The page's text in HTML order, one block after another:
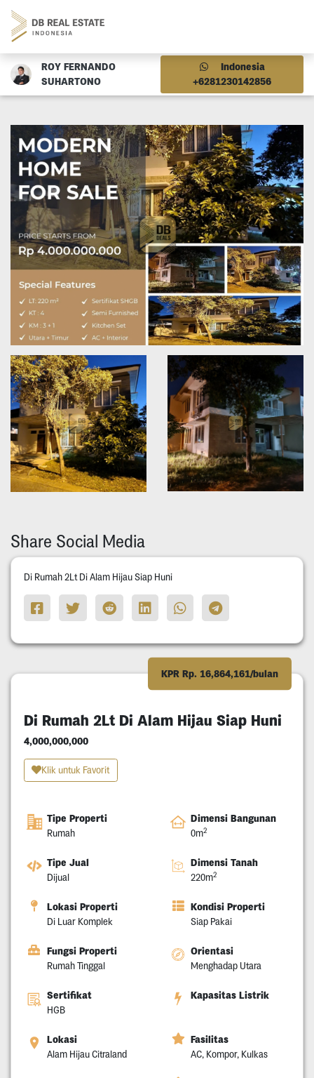
ROY FERNANDO
SUHARTONO
Indonesia
+6281230142856
Share Social Media
Di Rumah 2Lt Di Alam Hijau Siap Huni
KPR Rp. 16,864,161/bulan
Di Rumah 2Lt Di Alam Hijau Siap Huni
4,000,000,000
Klik untuk Favorit
Tipe Properti
Rumah
Dimensi Bangunan
0m2
Tipe Jual
Dijual
Dimensi Tanah
220m2
Lokasi Properti
Di Luar Komplek
Kondisi Properti
Siap Pakai
Fungsi Properti
Rumah Tinggal
Orientasi
Menghadap Utara
Sertifikat
HGB
Kapasitas Listrik
Lokasi
Alam Hijau Citraland
Fasilitas
AC, Kompor, Kulkas